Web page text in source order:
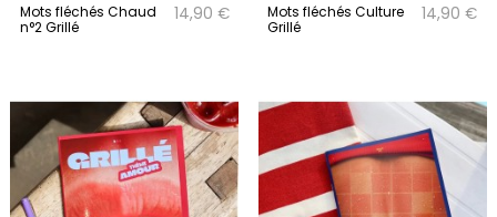
Mots fléchés Chaud
n°2 Grillé
14,90 €
Mots fléchés Culture
Grillé
14,90 €